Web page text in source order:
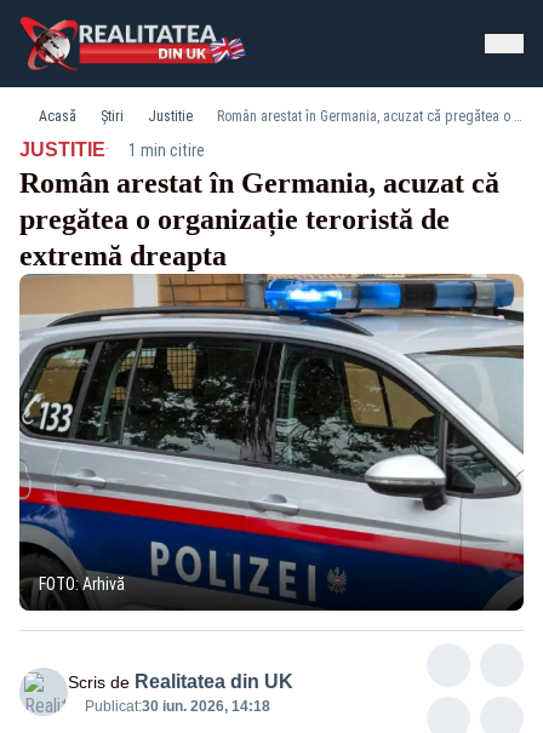
Acasă Știri Justitie Român arestat în Germania, acuzat că pregătea o organizație teroristă de extremă dreapta
JUSTITIE· 1 min citire
Român arestat în Germania, acuzat că
pregătea o organizație teroristă de
extremă dreapta
FOTO: Arhivă
Scris de Realitatea din UK
Publicat:30 iun. 2026, 14:18